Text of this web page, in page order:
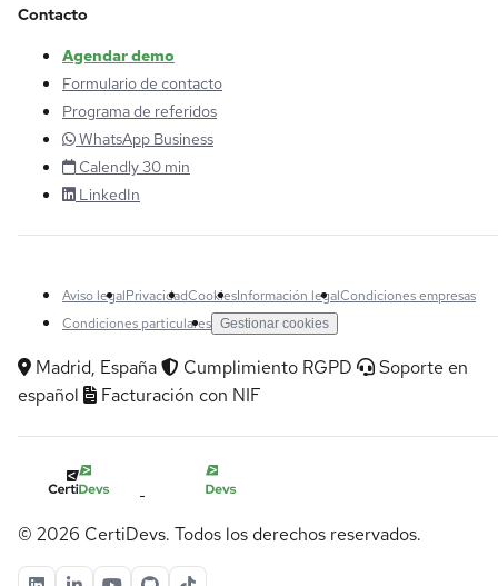
Contacto
Agendar demo
Formulario de contacto
Programa de referidos
WhatsApp Business
Calendly 30 min
LinkedIn
Aviso legalPrivacidadCookiesInformación legalCondiciones empresas
Condiciones particulares Gestionar cookies
Madrid, España Cumplimiento RGPD
Soporte en
español
Facturación con NIF
© 2026 CertiDevs. Todos los derechos reservados.